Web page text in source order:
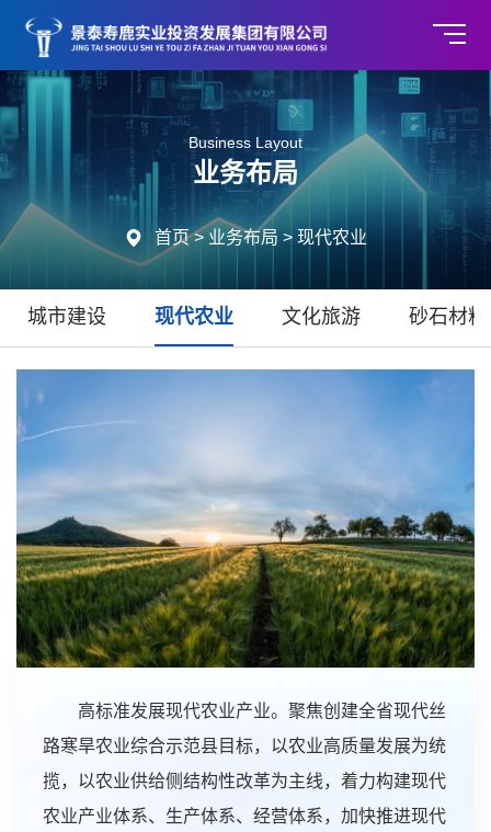
Business Layout
业务布局
 首页 > 业务布局 > 现代农业
城市建设 现代农业 文化旅游 砂石材料
高标准发展现代农业产业。聚焦创建全省现代丝
路寒旱农业综合示范县目标，以农业高质量发展为统
揽，以农业供给侧结构性改革为主线，着力构建现代
农业产业体系、生产体系、经营体系，加快推进现代